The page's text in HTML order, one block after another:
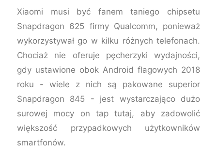
Xiaomi musi być fanem taniego chipsetu
Snapdragon 625 firmy Qualcomm, ponieważ
wykorzystywał go w kilku różnych telefonach.
Chociaż nie oferuje pęcherzyki wydajności,
gdy ustawione obok Android flagowych 2018
roku - wiele z nich są pakowane superior
Snapdragon 845 - jest wystarczająco dużo
surowej mocy on tap tutaj, aby zadowolić
większość przypadkowych użytkowników
smartfonów.